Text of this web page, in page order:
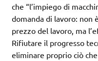
che “l’impiego di
domanda di lavoro: non
prezzo del lavoro, ma
Rifiutare il progresso
eliminare proprio ciò